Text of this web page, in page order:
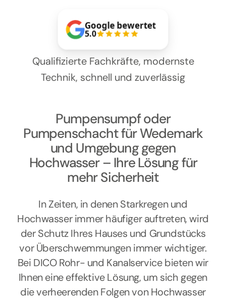
Kontakt
Google bewertet
5.0
Qualifizierte Fachkräfte, modernste
Technik, schnell und zuverlässig
Pumpensumpf oder
Pumpenschacht für Wedemark
und Umgebung gegen
Hochwasser – Ihre Lösung für
mehr Sicherheit
In Zeiten, in denen Starkregen und
Hochwasser immer häufiger auftreten, wird
der Schutz Ihres Hauses und Grundstücks
vor Überschwemmungen immer wichtiger.
Bei DICO Rohr- und Kanalservice bieten wir
Ihnen eine effektive Lösung, um sich gegen
die verheerenden Folgen von Hochwasser